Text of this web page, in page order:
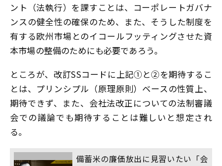
ント（法執行）を課すことは、コーポレートガバナ
ンスの健全性の確保のため、また、そうした制度を
有する欧州市場とのイコールフッティングさせた資
本市場の整備のためにも必要であろう。
ところが、改訂SSコードに上記①と②を期待するこ
とは、プリンシプル（原理原則）ベースの性質上、
期待できず、また、会社法改正についての法制審議
会での議論でも期待することは難しいと想定され
る。
備蓄米の廉価放出に見習いたい「会